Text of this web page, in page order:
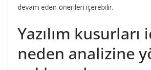
devam eden önerileri içerebilir.
Yazılım kusurları
neden analizine